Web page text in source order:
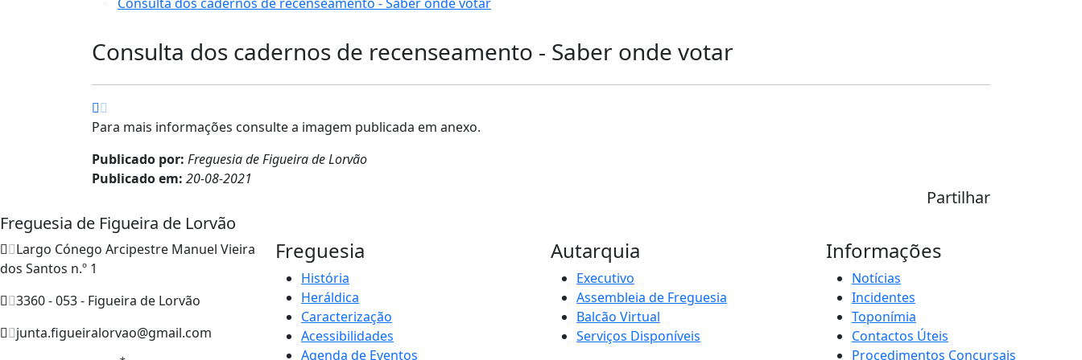
Consulta dos cadernos de recenseamento - Saber onde votar
Para mais informações consulte a imagem publicada em anexo.
Publicado por: Freguesia de Figueira de Lorvão
Publicado em: 20-08-2021
Partilhar
Freguesia de Figueira de Lorvão
Largo Cónego Arcipestre Manuel Vieira
dos Santos n.º 1
3360 - 053 - Figueira de Lorvão
junta.figueiralorvao@gmail.com
Freguesia
História
Heráldica
Caracterização
Acessibilidades
Agenda de Eventos
Autarquia
Executivo
Assembleia de Freguesia
Balcão Virtual
Serviços Disponíveis
Informações
Notícias
Incidentes
Toponímia
Contactos Úteis
Procedimentos Concursais